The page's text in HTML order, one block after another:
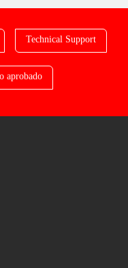
Technical Support
aprobado